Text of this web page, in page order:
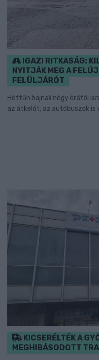
IGAZI RITKASÁG:
NYITJÁK MEG A
FELÜLJÁRÓT
Hétfőn hajnali négy órától
az átkelőt, az autóbuszok
KICSERÉLTÉK A
MEGHIBÁSODOTT